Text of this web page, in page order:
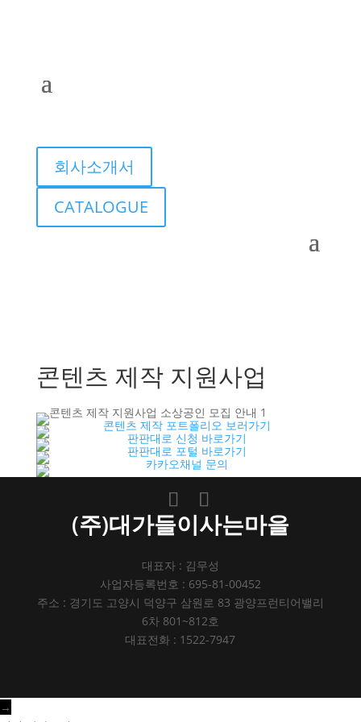
회사소개서
CATALOGUE
콘텐츠 제작 지원사업
(주)대가들이사는마을
대표자 : 김무성
사업자등록번호 : 695-81-00452
주소 : 경기도 고양시 덕양구 삼원로 83 광양프런티어밸리
6차 801~812호
대표전화 : 1522-7947
→